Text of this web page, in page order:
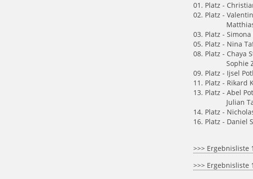
01. Platz -
02. Platz -
Matthias
03. Platz - Simona
05. Platz - Nina
08. Platz - Chaya
Sophie
09. Platz - Ijsel
11. Platz - Rikard
13. Platz - Abel
Julian
14. Platz -
16. Platz - Daniel
>>>
>>> Ergebnisliste